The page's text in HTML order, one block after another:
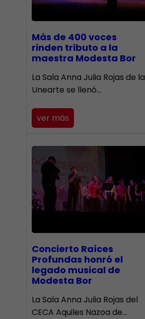
Más de 400 voces
rinden tributo a la
maestra Modesta Bor
​La Sala Anna Julia Rojas de la
Unearte se llenó…
ver más
​Concierto Raíces
Profundas honró el
legado musical de
Modesta Bor
La Sala Anna Julia Rojas del
CECA Aquiles Nazoa de…